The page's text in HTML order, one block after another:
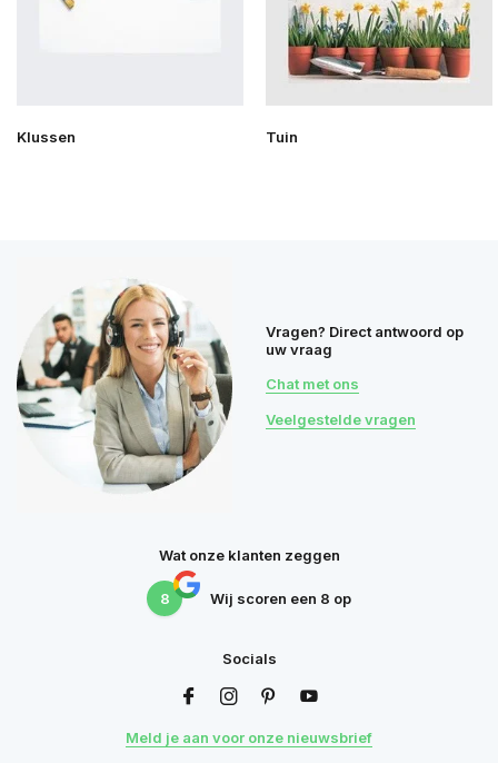
Klussen Tuin
Vragen? Direct antwoord op
uw vraag
Chat met ons
Veelgestelde vragen
Wat onze klanten zeggen
8 Wij scoren een 8 op
Socials
Meld je aan voor onze nieuwsbrief